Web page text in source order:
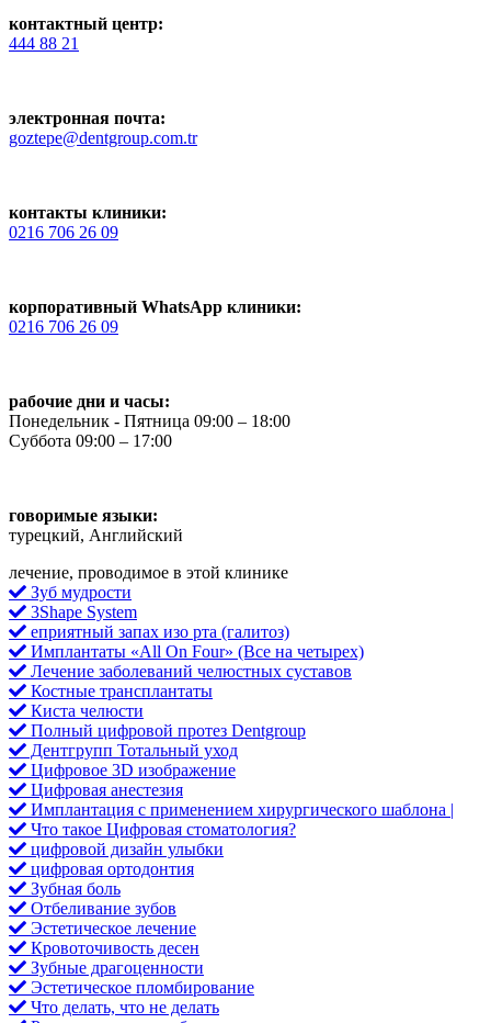
контактный центр:
444 88 21
электронная почта:
goztepe@dentgroup.com.tr
контакты клиники:
0216 706 26 09
корпоративный WhatsApp клиники:
0216 706 26 09
рабочие дни и часы:
Понедельник - Пятница 09:00 – 18:00
Суббота 09:00 – 17:00
говоримые языки:
турецкий, Английский
лечение, проводимое в этой клинике
Зуб мудрости
3Shape System
еприятный запах изо рта (галитоз)
Имплантаты «All On Four» (Все на четырех)
Лечение заболеваний челюстных суставов
Костные трансплантаты
Киста челюсти
Полный цифровой протез Dentgroup
Дентгрупп Тотальный уход
Цифровое 3D изображение
Цифровая анестезия
Имплантация с применением хирургического шаблона |
Что такое Цифровая стоматология?
цифровой дизайн улыбки
цифровая ортодонтия
Зубная боль
Отбеливание зубов
Эстетическое лечение
Кровоточивость десен
Зубные драгоценности
Эстетическое пломбирование
Что делать, что не делать